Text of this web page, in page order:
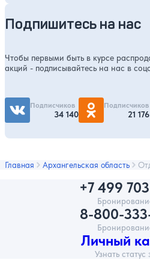
Подпишитесь на нас
Чтобы первыми быть в курсе
акций - подписывайтесь на нас в
Подписчиков
34 140
Подписчиков
21 176
Главная Архангельская область
+7 499
8-800-
Личный
Узнать статус